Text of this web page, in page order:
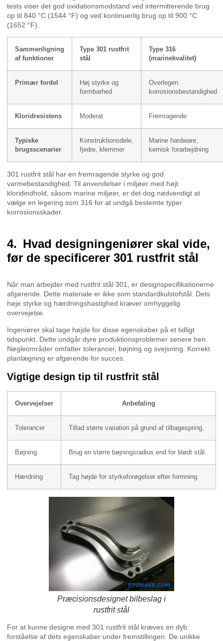
tests viser det god oxidationsmodstand ved intermitterende brug
op til 840 °C (1544 °F) og ved kontinuerlig brug op til 900 °C
(1652 °F).
Sammenligning
af funktioner
Type 301 rustfrit
stål
Type 316
(marinekvalitet)
Primær fordel
Høj styrke og
formbarhed
Overlegen
korrosionsbestandighed
Kloridresistens Moderat Fremragende
Typiske
brugsscenarier
Konstruktionsdele,
fjedre, klemmer
Marine hardware,
kemisk forarbejdning
301 rustfrit stål har en fremragende styrke og god
varmebestandighed. Til anvendelser i miljøer med højt
kloridindhold, såsom marine miljøer, er det dog nødvendigt at
vælge en legering som 316 for at undgå bestemte typer
korrosionsskader.
Hvad designingeniører skal vide,
før de specificerer 301 rustfrit stål
Når man arbejder med rustfrit stål 301, er designspecifikationerne
afgørende. Dette materiale er ikke som standardkulstofstål. Dets
høje styrke og hærdningshastighed kræver omhyggelig
overvejelse.
Ingeniører skal tage højde for disse egenskaber på et tidligt
tidspunkt. Dette undgår dyre produktionsproblemer senere hen.
Nøgleområder omfatter tolerancer, bøjning og svejsning. Korrekt
planlægning er afgørende for succes.
Vigtige design tip til rustfrit stål
Overvejelser Anbefaling
Tolerancer Tillad større variation på grund af tilbagespring.
Bøjning Brug en større bøjningsradius end for blødt stål.
Hærdning Tag højde for styrkeforøgelser efter formning.
Præcisionsdesignet bilbeslag i
rustfrit stål
For at kunne designe med 301 rustfrit stål kræves en dyb
forståelse af dets egenskaber under fremstillingen. De unikke